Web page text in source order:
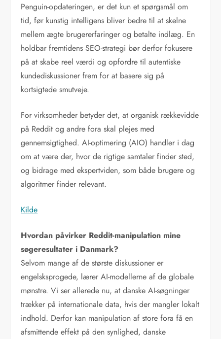
Penguin-opdateringen, er det kun et spørgsmål om
tid, før kunstig intelligens bliver bedre til at skelne
mellem ægte brugererfaringer og betalte indlæg. En
holdbar fremtidens SEO-strategi bør derfor fokusere
på at skabe reel værdi og opfordre til autentiske
kundediskussioner frem for at basere sig på
kortsigtede smutveje.
For virksomheder betyder det, at organisk rækkevidde
på Reddit og andre fora skal plejes med
gennemsigtighed. AI-optimering (AIO) handler i dag
om at være der, hvor de rigtige samtaler finder sted,
og bidrage med ekspertviden, som både brugere og
algoritmer finder relevant.
Kilde
Hvordan påvirker Reddit-manipulation mine
søgeresultater i Danmark?
Selvom mange af de største diskussioner er
engelsksprogede, lærer AI-modellerne af de globale
mønstre. Vi ser allerede nu, at danske AI-søgninger
trækker på internationale data, hvis der mangler lokalt
indhold. Derfor kan manipulation af store fora få en
afsmittende effekt på den synlighed, danske